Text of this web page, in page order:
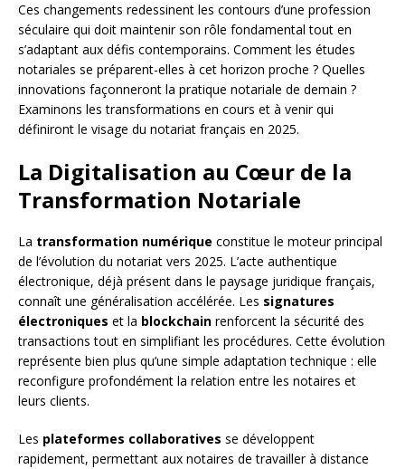
Ces changements redessinent les contours d’une profession
séculaire qui doit maintenir son rôle fondamental tout en
s’adaptant aux défis contemporains. Comment les études
notariales se préparent-elles à cet horizon proche ? Quelles
innovations façonneront la pratique notariale de demain ?
Examinons les transformations en cours et à venir qui
définiront le visage du notariat français en 2025.
La Digitalisation au Cœur de la
Transformation Notariale
La transformation numérique constitue le moteur principal
de l’évolution du notariat vers 2025. L’acte authentique
électronique, déjà présent dans le paysage juridique français,
connaît une généralisation accélérée. Les signatures
électroniques et la blockchain renforcent la sécurité des
transactions tout en simplifiant les procédures. Cette évolution
représente bien plus qu’une simple adaptation technique : elle
reconfigure profondément la relation entre les notaires et
leurs clients.
Les plateformes collaboratives se développent
rapidement, permettant aux notaires de travailler à distance